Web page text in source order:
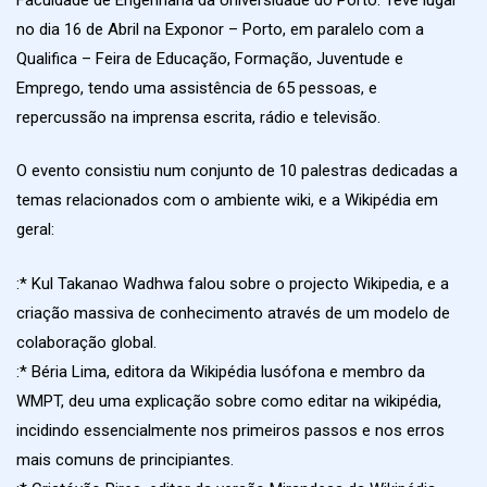
no dia 16 de Abril na Exponor – Porto, em paralelo com a
Qualifica – Feira de Educação, Formação, Juventude e
Emprego, tendo uma assistência de 65 pessoas, e
repercussão na imprensa escrita, rádio e televisão.
O evento consistiu num conjunto de 10 palestras dedicadas a
temas relacionados com o ambiente wiki, e a Wikipédia em
geral:
:* Kul Takanao Wadhwa falou sobre o projecto Wikipedia, e a
criação massiva de conhecimento através de um modelo de
colaboração global.
:* Béria Lima, editora da Wikipédia lusófona e membro da
WMPT, deu uma explicação sobre como editar na wikipédia,
incidindo essencialmente nos primeiros passos e nos erros
mais comuns de principiantes.